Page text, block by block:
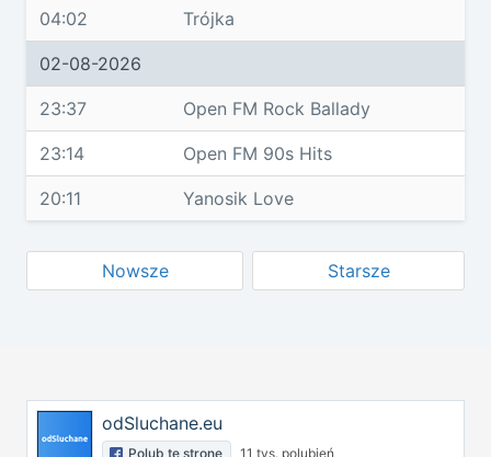
04:02 Trójka
02-08-2026
23:37 Open FM Rock Ballady
23:14 Open FM 90s Hits
20:11 Yanosik Love
Nowsze Starsze
odSluchane.eu
Polub tę stronę 11 tys. polubień